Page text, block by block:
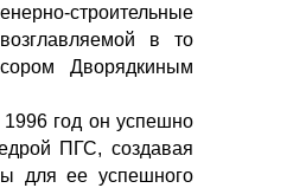
строительные
в то
Дворядкиным
год он успешно
ПГС, создавая
для ее успешного